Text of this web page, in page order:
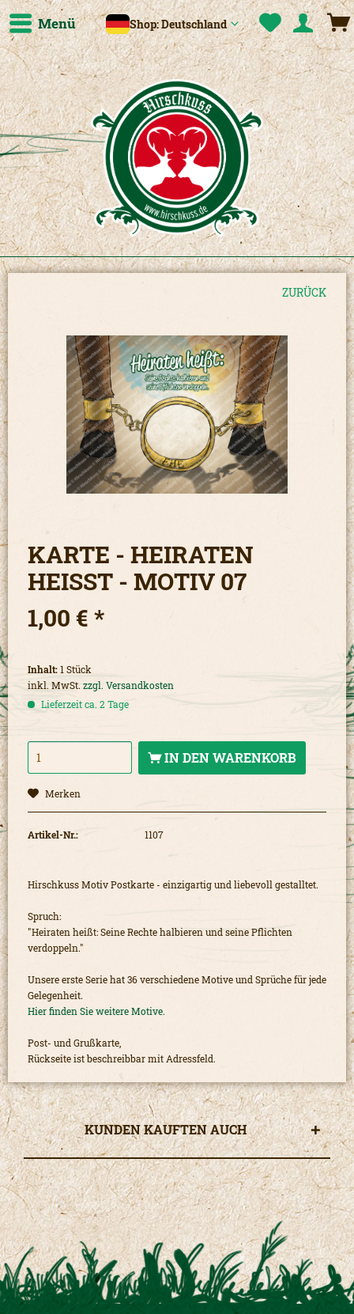
Menü Shop: Deutschland
ZURÜCK
KARTE - HEIRATEN
HEISST - MOTIV 07
1,00 € *
Inhalt:1 Stück
inkl. MwSt. zzgl. Versandkosten
Lieferzeit ca. 2 Tage
IN DENWARENKORB
Merken
Artikel-Nr.: 1107
Hirschkuss Motiv Postkarte - einzigartig und liebevoll gestalltet.
Spruch:
"Heiraten heißt: Seine Rechte halbieren und seine Pflichten
verdoppeln."
Unsere erste Serie hat 36 verschiedene Motive und Sprüche für jede
Gelegenheit.
Hier finden Sie weitere Motive.
Post- und Grußkarte,
Rückseite ist beschreibbar mit Adressfeld.
KUNDEN KAUFTEN AUCH